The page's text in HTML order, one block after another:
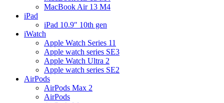
MacBook Air 13 M4
iPad
iPad 10.9″ 10th gen
iWatch
Apple Watch Series 11
Apple watch series SE3
Apple Watch Ultra 2
Apple watch series SE2
AirPods
AirPods Max 2
AirPods